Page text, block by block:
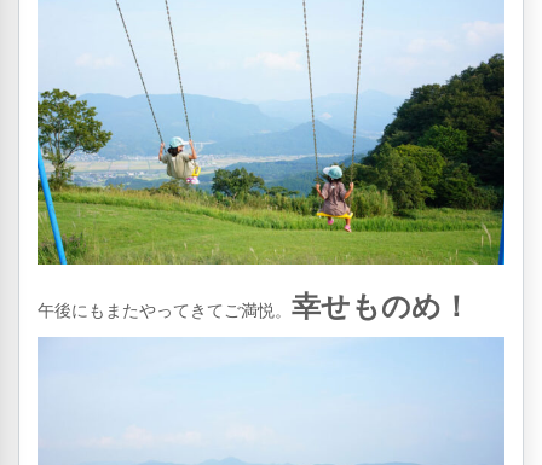
午後にもまたやってきてご満悦。 幸せものめ！